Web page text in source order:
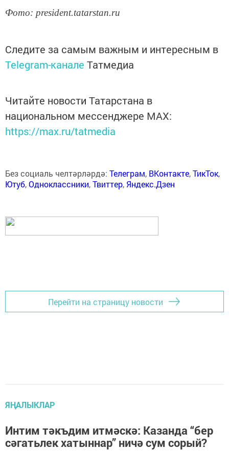
Фото: president.tatarstan.ru
Следите за самым важным и интересным в
Telegram-канале Татмедиа
Читайте новости Татарстана в
национальном мессенджере MАХ:
https://max.ru/tatmedia
Без социаль челтәрләрдә: Телеграм, ВКонтакте,ТикТок,
Ютуб,Одноклассники,Твиттер, Яндекс.Дзен
Перейти на страницу новости
ЯҢАЛЫКЛАР
Интим тәкъдим итмәскә: Казанда “бер
сәгатьлек хатыннар” ничә сум сорый?